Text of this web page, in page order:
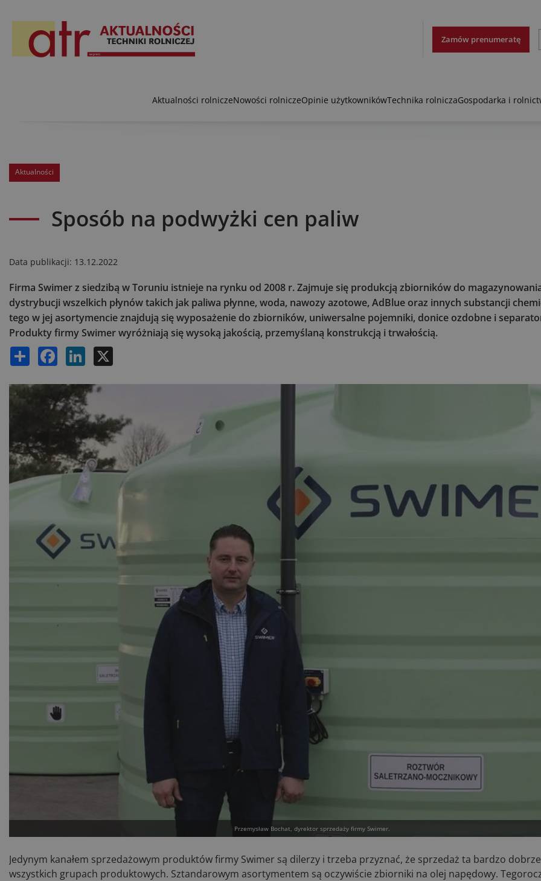
Zamów prenumeratę
Aktualności rolniczeNowości rolniczeOpinie użytkownikówTechnika rolniczaGospodarka i
Aktualności
Sposób na podwyżki cen paliw
Data publikacji: 13.12.2022
Firma Swimer z siedzibą w Toruniu istnieje na rynku od 2008 r. Zajmuje się produkcją zbiorników do
dystrybucji wszelkich płynów takich jak paliwa płynne, woda, nawozy azotowe, AdBlue oraz innych substancji
tego w jej asortymencie znajdują się wyposażenie do zbiorników, uniwersalne pojemniki, donice ozdobne i
Produkty firmy Swimer wyróżniają się wysoką jakością, przemyślaną konstrukcją i trwałością.
Share Facebook LinkedIn
Przemysław Bochat, dyrektor sprzedaży firmy Swimer.
Jedynym kanałem sprzedażowym produktów firmy Swimer są dilerzy i trzeba przyznać, że sprzedaż ta bardzo dobrze
wszystkich grupach produktowych. Sztandarowym asortymentem są oczywiście zbiorniki na olej napędowy.